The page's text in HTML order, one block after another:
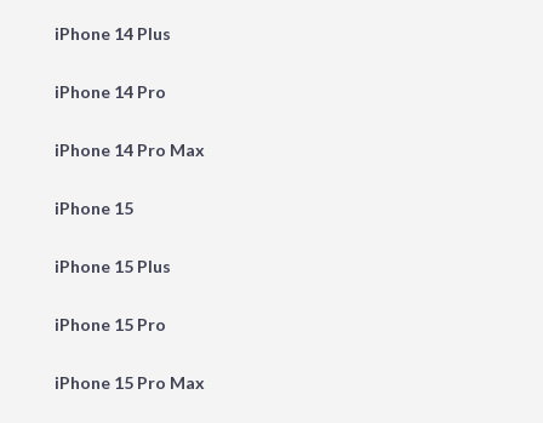
iPhone 14 Plus
iPhone 14 Pro
iPhone 14 Pro Max
iPhone 15
iPhone 15 Plus
iPhone 15 Pro
iPhone 15 Pro Max